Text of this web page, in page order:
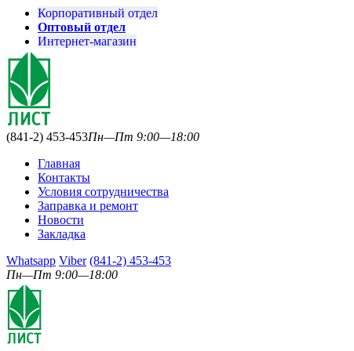
Корпоративный отдел
Оптовый отдел
Интернет-магазин
(841-2) 453-453Пн—Пт 9:00—18:00
Главная
Контакты
Условия сотрудничества
Заправка и ремонт
Новости
Закладка
Whatsapp Viber (841-2) 453-453
Пн—Пт 9:00—18:00